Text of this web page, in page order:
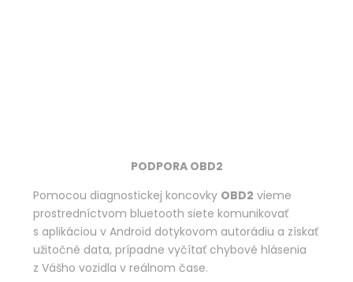
PODPORA OBD2
Pomocou diagnostickej koncovky OBD2 vieme
prostredníctvom bluetooth siete komunikovať
s aplikáciou v Android dotykovom autorádiu a získať
užitočné data, prípadne vyčítať chybové hlásenia
z Vášho vozidla v reálnom čase.